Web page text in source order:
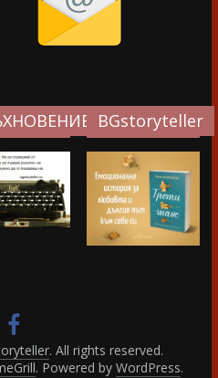
BGstoryteller
. All rights reserved.
. Powered by WordPress.